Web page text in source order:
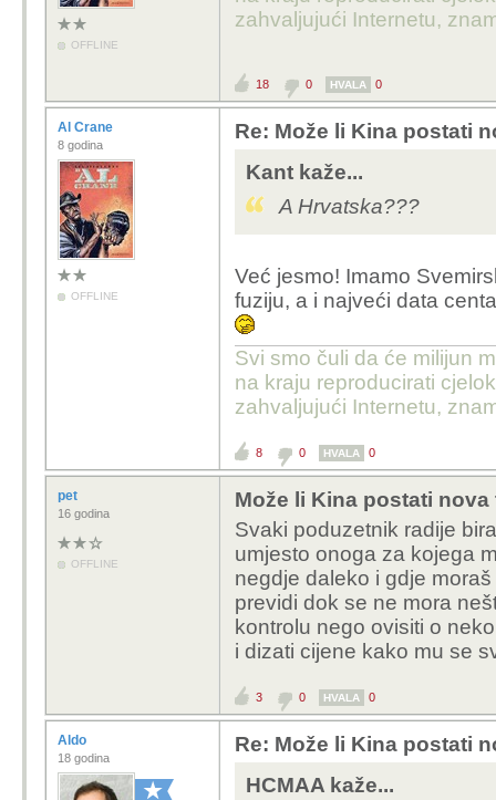
OFFLINE
zahvaljujući Internetu,
18 0 HVALA 0
Al Crane
8 godina
OFFLINE
Re: Može li Kina postati
Kant kaže...
A Hrvatska???
Već jesmo! Imamo
fuziju, a i najveći data
Svi smo čuli da će milijun
na kraju reproducirati
zahvaljujući Internetu,
8 0 HVALA 0
pet
16 godina
OFFLINE
Može li Kina postati
Svaki poduzetnik radije
umjesto onoga za kojega
negdje daleko i gdje
previdi dok se ne mora
kontrolu nego ovisiti o
i dizati cijene kako mu se
3 0 HVALA 0
Aldo
18 godina
Re: Može li Kina postati
HCMAA kaže...